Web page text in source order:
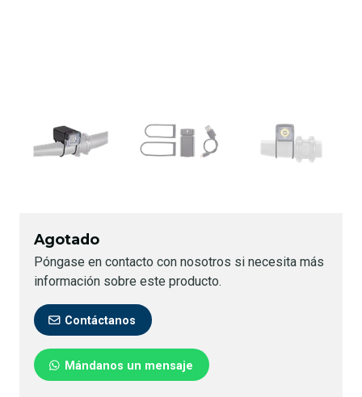
Agotado
Póngase en contacto con nosotros si necesita más
información sobre este producto.
Contáctanos
Mándanos un mensaje